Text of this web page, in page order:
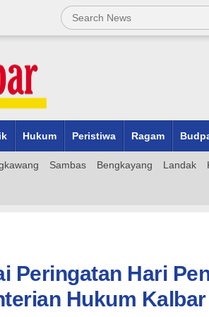
Hukum Peristiwa Ragam
Sambas Bengkayang Landak
Peringatan Hari
Hukum Kalbar